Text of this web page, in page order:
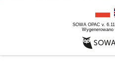
SOWA OPAC v.
Wygenerowano